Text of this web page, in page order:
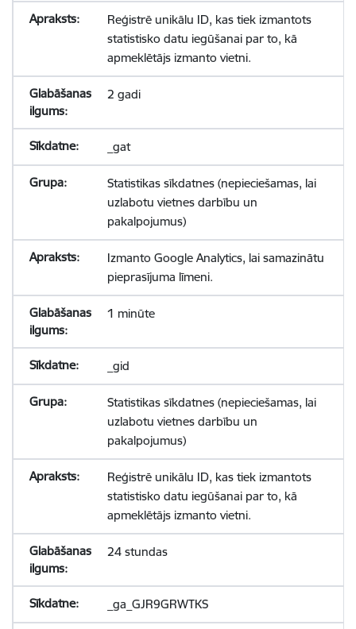
Reģistrē unikālu ID, kas tiek izmantots
statistisko datu iegūšanai par to, kā
apmeklētājs izmanto vietni.
2 gadi
_gat
Statistikas sīkdatnes (nepieciešamas, lai
uzlabotu vietnes darbību un
pakalpojumus)
Izmanto Google Analytics, lai samazinātu
pieprasījuma līmeni.
1 minūte
_gid
Statistikas sīkdatnes (nepieciešamas, lai
uzlabotu vietnes darbību un
pakalpojumus)
Reģistrē unikālu ID, kas tiek izmantots
statistisko datu iegūšanai par to, kā
apmeklētājs izmanto vietni.
24 stundas
_ga_GJR9GRWTKS